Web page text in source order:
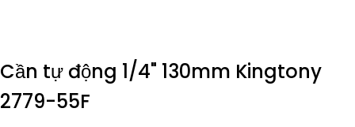
Cần tự động 1/4" 130mm Kingtony
2779-55F